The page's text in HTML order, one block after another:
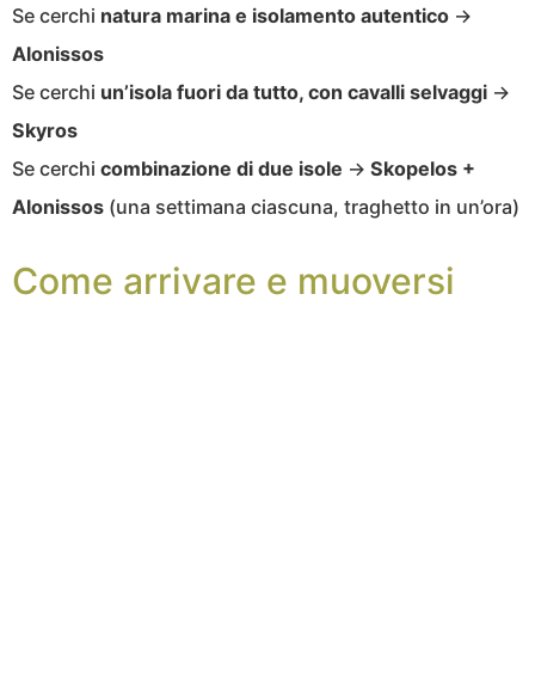
Se cerchi natura marina e isolamento autentico →
Alonissos
Se cerchi un’isola fuori da tutto, con cavalli selvaggi →
Skyros
Se cerchi combinazione di due isole → Skopelos +
Alonissos (una settimana ciascuna, traghetto in un’ora)
Come arrivare e muoversi